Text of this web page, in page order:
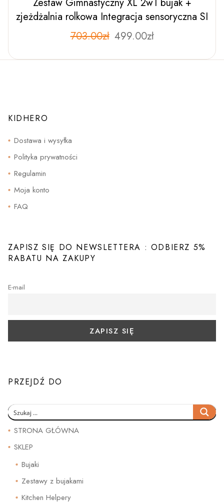
zjeżdżalnia rolkowa Integracja sensoryczna SI
703.00zł
Pierwotna
wynosiła:
499.00zł
Aktualna
wynosi:
Ten
produkt
wiele
KIDHERO
Dostawa i wysyłka
Polityka prywatności
Regulamin
Moja konto
FAQ
ZAPISZ SIĘ DO NEWSLETTERA : ODBIERZ 5%
RABATU NA ZAKUPY
E-mail
PRZEJDŹ DO
STRONA GŁÓWNA
SKLEP
Bujaki
Zestawy z bujakami
Kitchen Helpery